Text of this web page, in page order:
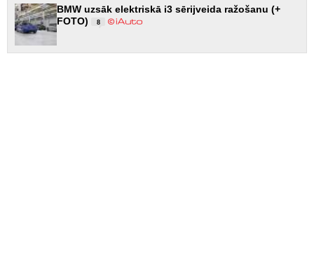
BMW uzsāk elektriskā i3 sērijveida ražošanu (+
FOTO)
8